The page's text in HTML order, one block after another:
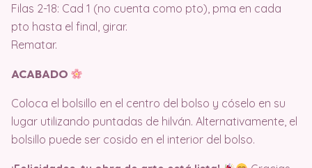
Filas 2-18: Cad 1 (no cuenta como pto), pma en cada
pto hasta el final, girar.
Rematar.
ACABADO
Coloca el bolsillo en el centro del bolso y cóselo en su
lugar utilizando puntadas de hilván. Alternativamente, el
bolsillo puede ser cosido en el interior del bolso.